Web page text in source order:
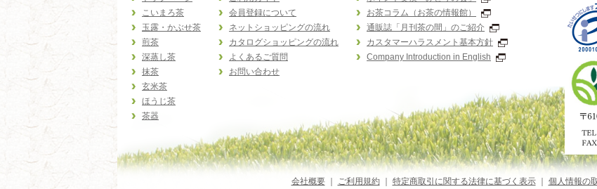
こいまろ茶
玉露・かぶせ茶
煎茶
深蒸し茶
抹茶
玄米茶
ほうじ茶
茶器
会員登録について
ネットショッピングの流れ
カタログショッピングの流れ
よくあるご質問
お問い合わせ
お茶コラム（お茶の情報館）
通販誌「月刊茶の間」のご紹介
カスタマーハラスメント基本方針
Company Introduction in English
会社概要｜ ご利用規約｜ 特定商取引に関する法律に基づく表示｜ 個人情報の